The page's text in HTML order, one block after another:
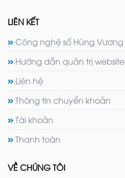
LIÊN KẾT
Công nghệ số Hùng Vương
Hướng dẫn quản trị website
Liên hệ
Thông tin chuyển khoản
Tài khoản
Thanh toán
VỀ CHÚNG TÔI